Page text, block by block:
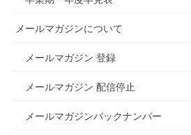
メールマガジンについて
メールマガジン 登録
メールマガジン 配信停止
メールマガジンバックナンバー